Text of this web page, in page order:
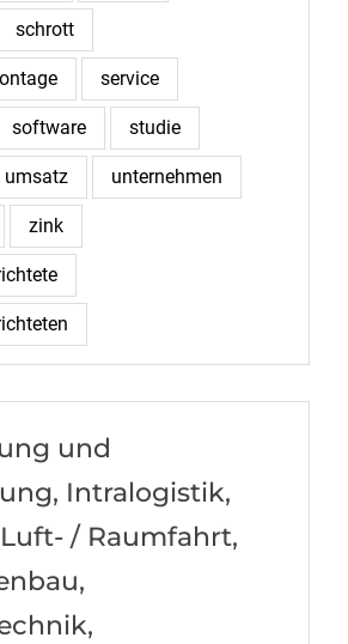
schrott
service
software studie
umsatz unternehmen
zink
und
Intralogistik,
/ Raumfahrt,